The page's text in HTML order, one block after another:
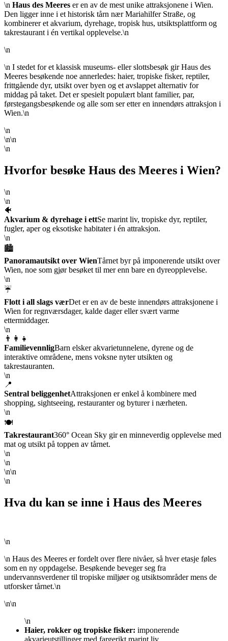
\n Haus des Meeres er en av de mest unike attraksjonene i Wien.
Den ligger inne i et historisk tårn nær Mariahilfer Straße, og
kombinerer et akvarium, dyrehage, tropisk hus, utsiktsplattform og
takrestaurant i én vertikal opplevelse.\n
\n
\n I stedet for et klassisk museums- eller slottsbesøk gir Haus des
Meeres besøkende noe annerledes: haier, tropiske fisker, reptiler,
frittgående dyr, utsikt over byen og et avslappet alternativ for
middag på taket. Det er spesielt populært blant familier, par,
førstegangsbesøkende og alle som ser etter en innendørs attraksjon i
Wien.\n
\n
\n\n
\n
Hvorfor besøke Haus des Meeres i Wien?
\n
\n
🐠
Akvarium & dyrehage i ettSe marint liv, tropiske dyr, reptiler,
fugler, aper og eksotiske habitater i én attraksjon.
\n
🏙️
Panoramautsikt over WienTårnet byr på imponerende utsikt over
Wien, noe som gjør besøket til mer enn bare en dyreopplevelse.
\n
☔
Flott i all slags værDet er en av de beste innendørs attraksjonene i
Wien for regnværsdager, kalde dager eller svært varme
ettermiddager.
\n
👨‍👩‍👧
FamilievennligBarn elsker akvarietunnelene, dyrene og de
interaktive områdene, mens voksne nyter utsikten og
takrestauranten.
\n
📍
Sentral beliggenhetAttraksjonen er enkel å kombinere med
shopping, sightseeing, restauranter og byturer i nærheten.
\n
🍽️
Takrestaurant360° Ocean Sky gir en minneverdig opplevelse med
mat og utsikt på toppen av tårnet.
\n
\n
\n\n
\n
Hva du kan se inne i Haus des Meeres
\n
\n Haus des Meeres er fordelt over flere nivåer, så hver etasje føles
som en ny oppdagelse. Besøkende beveger seg fra
undervannsverdener til tropiske miljøer og utsiktsområder mens de
utforsker tårnet.\n
\n\n
\n
Haier, rokker og tropiske fisker: imponerende
akvarieutstillinger med fargerikt marint liv.